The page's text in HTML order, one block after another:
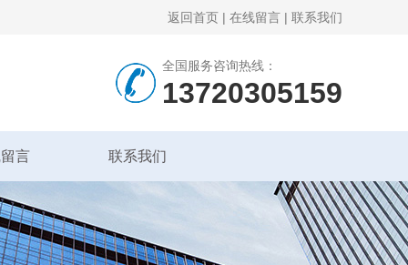
返回首页 | 在线留言 | 联系我们
全国服务咨询热线：
13720305159
言 联系我们